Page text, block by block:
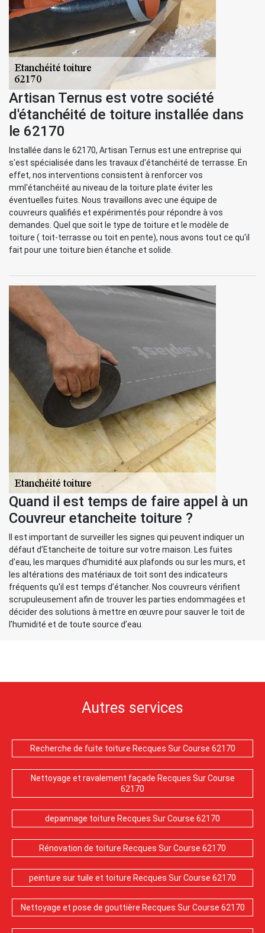
Artisan Ternus est votre société
d'étanchéité de toiture installée dans
le 62170
Installée dans le 62170, Artisan Ternus est une entreprise qui
s'est spécialisée dans les travaux d'étanchéité de terrasse. En
effet, nos interventions consistent à renforcer vos
mml'étanchéité au niveau de la toiture plate éviter les
éventuelles fuites. Nous travaillons avec une équipe de
couvreurs qualifiés et expérimentés pour répondre à vos
demandes. Quel que soit le type de toiture et le modèle de
toiture ( toit-terrasse ou toit en pente), nous avons tout ce qu'il
fait pour une toiture bien étanche et solide.
Quand il est temps de faire appel à un
Couvreur etancheite toiture ?
Il est important de surveiller les signes qui peuvent indiquer un
défaut d’Etancheite de toiture sur votre maison. Les fuites
d’eau, les marques d'humidité aux plafonds ou sur les murs, et
les altérations des matériaux de toit sont des indicateurs
fréquents qu'il est temps d’étancher. Nos couvreurs vérifient
scrupuleusement afin de trouver les parties endommagées et
décider des solutions à mettre en œuvre pour sauver le toit de
l’humidité et de toute source d’eau.
Autres services
Recherche de fuite toiture Recques Sur Course 62170
Nettoyage et ravalement façade Recques Sur Course
62170
depannage toiture Recques Sur Course 62170
Rénovation de toiture Recques Sur Course 62170
peinture sur tuile et toiture Recques Sur Course 62170
Nettoyage et pose de gouttière Recques Sur Course 62170